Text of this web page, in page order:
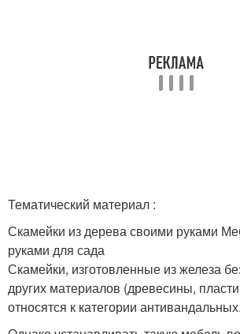
Тематический материал :
Скамейки из дерева своими руками
руками для сада
Скамейки, изготовленные из железа
других материалов (древесины,
относятся к категории антивандальных.